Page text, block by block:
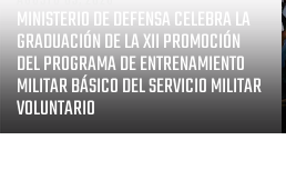
MINISTERIO DE DEFENSA CELEBRA LA
GRADUACIÓN DE LA XII PROMOCIÓN
DEL PROGRAMA DE ENTRENAMIENTO
MILITAR BÁSICO DEL SERVICIO MILITAR
VOLUNTARIO